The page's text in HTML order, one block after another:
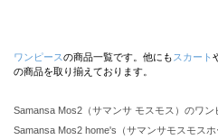
ワンピースの商品一覧です。他にも スカート
の商品を取り揃えております。
Samansa Mos2（サマンサ モスモス）のワン
Samansa Mos2 home's（サマンサモスモス